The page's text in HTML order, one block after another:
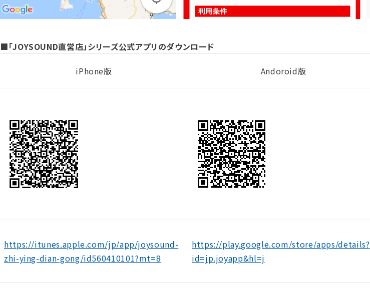
■「JOYSOUND直営店」シリーズ公式アプリのダウンロード
iPhone版 Andoroid版
https://itunes.apple.com/jp/app/joysound-
zhi-ying-dian-gong/id560410101?mt=8
https://play.google.com/store/apps/details?
id=jp.joyapp&hl=j